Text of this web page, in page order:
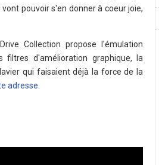
pouvoir s'en donner à coeur joie,
Collection propose l'émulation
d'amélioration graphique, la
qui faisaient déjà la force de la
adresse